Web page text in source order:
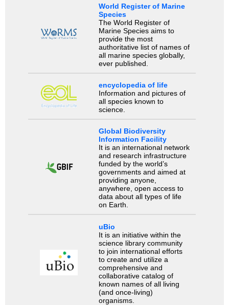
World Register of Marine
Species
The World Register of
Marine Species aims to
provide the most
authoritative list of names of
all marine species globally,
ever published.
encyclopedia of life
Information and pictures of
all species known to
science.
Global Biodiversity
Information Facility
It is an international network
and research infrastructure
funded by the world’s
governments and aimed at
providing anyone,
anywhere, open access to
data about all types of life
on Earth.
uBio
It is an initiative within the
science library community
to join international efforts
to create and utilize a
comprehensive and
collaborative catalog of
known names of all living
(and once-living)
organisms.